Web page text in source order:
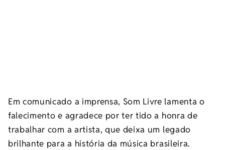
Em comunicado a imprensa, Som Livre lamenta o
falecimento e agradece por ter tido a honra de
trabalhar com a artista, que deixa um legado
brilhante para a história da música brasileira.